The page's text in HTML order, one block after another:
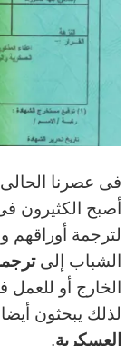
فى عصرنا الحالى
أصبح الكثيرون
لترجمة أوراقهم
الشباب إلى
الخارج أو
لذلك يبحثون
العسكرية.